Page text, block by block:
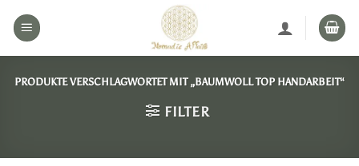
Inhalt
PRODUKTE VERSCHLAGWORTET MIT „BAUMWOLL TOP HANDARBEIT“
FILTER